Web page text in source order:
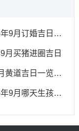
四）；天德黄道
可引客流.
业寓意生意兴隆;
婚吉日有哪几天
月买猪进圈吉日
吉日一览表大全
天生孩子比较好